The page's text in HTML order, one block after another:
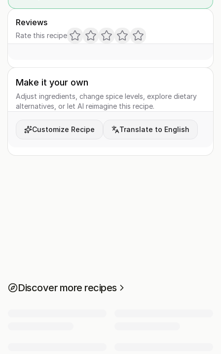
Reviews
Rate this recipe
Make it your own
Adjust ingredients, change spice levels, explore dietary
alternatives, or let AI reimagine this recipe.
Customize Recipe Translate to English
Discover more recipes